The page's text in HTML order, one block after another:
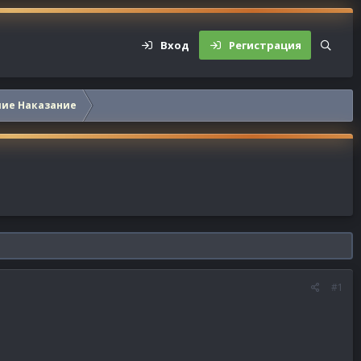
Вход Регистрация
Наказание
#1